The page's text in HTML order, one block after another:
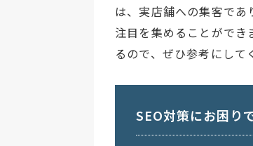
は、実店舗への集客で
注目を集めることができ
るので、ぜひ参考にして
SEO対策にお困り